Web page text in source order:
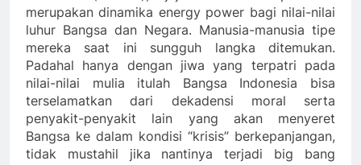
merupakan dinamika energy power bagi nilai-nilai
luhur Bangsa dan Negara. Manusia-manusia tipe
mereka saat ini sungguh langka ditemukan.
Padahal hanya dengan jiwa yang terpatri pada
nilai-nilai mulia itulah Bangsa Indonesia bisa
terselamatkan dari dekadensi moral serta
penyakit-penyakit lain yang akan menyeret
Bangsa ke dalam kondisi “krisis” berkepanjangan,
tidak mustahil jika nantinya terjadi big bang